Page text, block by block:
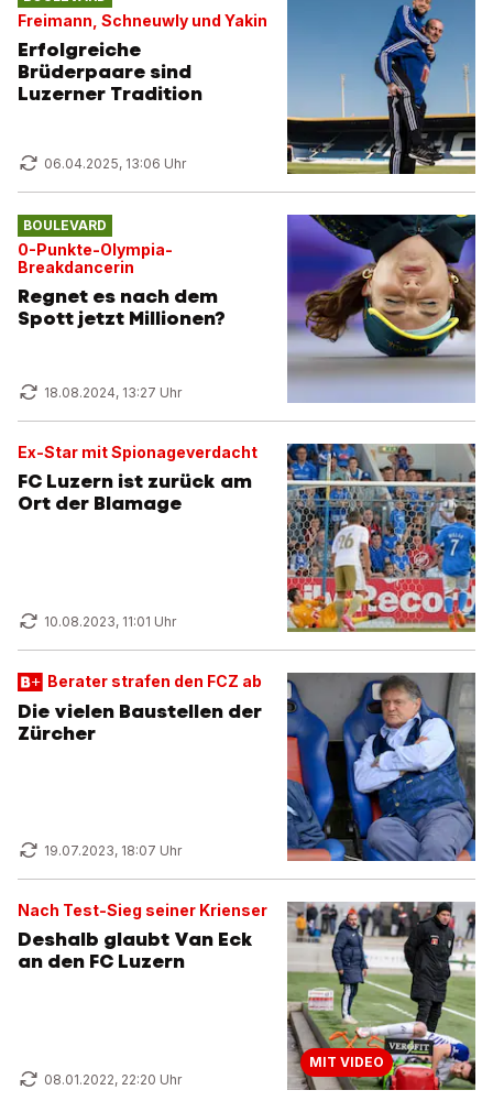
Freimann, Schneuwly und Yakin
Erfolgreiche
Brüderpaare sind
Luzerner Tradition
06.04.2025, 13:06 Uhr
BOULEVARD
0-Punkte-Olympia-
Breakdancerin
Regnet es nach dem
Spott jetzt Millionen?
18.08.2024, 13:27 Uhr
Ex-Star mit Spionageverdacht
FC Luzern ist zurück am
Ort der Blamage
10.08.2023, 11:01 Uhr
Berater strafen den FCZ ab
Die vielen Baustellen der
Zürcher
19.07.2023, 18:07 Uhr
Nach Test-Sieg seiner Krienser
Deshalb glaubt Van Eck
an den FC Luzern
08.01.2022, 22:20 Uhr
MIT VIDEO